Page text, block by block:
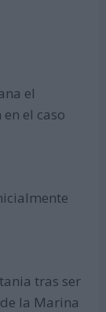
el
el caso
tras ser
la Marina